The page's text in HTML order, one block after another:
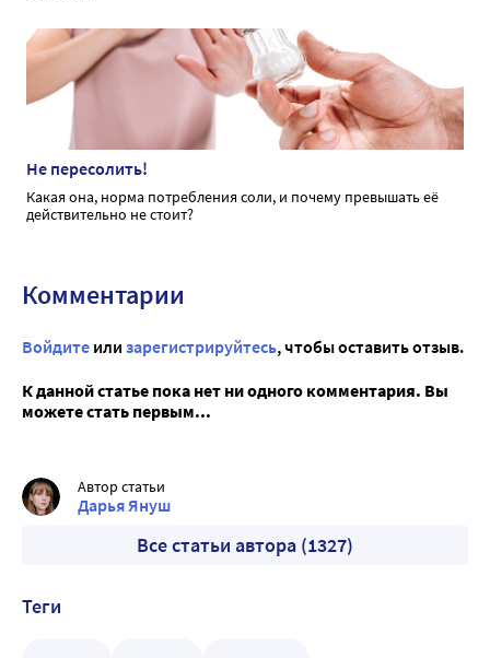
Не пересолить!
Какая она, норма потребления соли, и почему превышать её
действительно не стоит?
Комментарии
Войдите или зарегистрируйтесь, чтобы оставить отзыв.
К данной статье пока нет ни одного комментария. Вы
можете стать первым...
Автор статьи
Дарья Януш
Все статьи автора (1327)
Теги